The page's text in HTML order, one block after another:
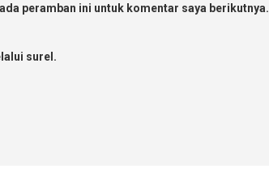
peramban ini untuk komentar saya berikutnya.
surel.